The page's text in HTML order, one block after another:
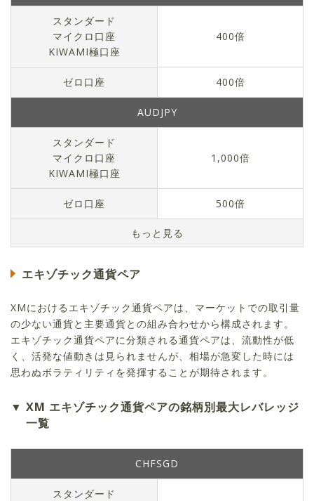
スタンダード
マイクロ口座
KIWAMI極口座
400倍
ゼロ口座 400倍
AUDJPY
スタンダード
マイクロ口座
KIWAMI極口座
1,000倍
ゼロ口座 500倍
エキゾチック通貨ペア
XMにおけるエキゾチック通貨ペアは、マーケットでの取引量
の少ない通貨と主要通貨との組み合わせから構成されます。
エキゾチック通貨ペアに分類される通貨ペアは、流動性が低
く、活発な値動きは見られませんが、相場が急変した時には
思わぬボラティリティを発揮することが期待されます。
XM エキゾチック通貨ペアの銘柄別最大レバレッジ
一覧
CHFSGD
スタンダード